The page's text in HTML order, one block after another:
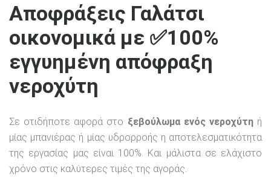
Αποφράξεις Γαλάτσι
οικονομικά με ✅100%
εγγυημένη απόφραξη
νεροχύτη
Σε οτιδήποτε αφορά στο ξεβούλωμα ενός νεροχύτηή
μίας μπανιέρας ή μίας υδρορροής η αποτελεσματικότητα
της εργασίας μας είναι 100%. Και μάλιστα σε ελάχιστο
χρόνο στις καλύτερες τιμές της αγοράς.